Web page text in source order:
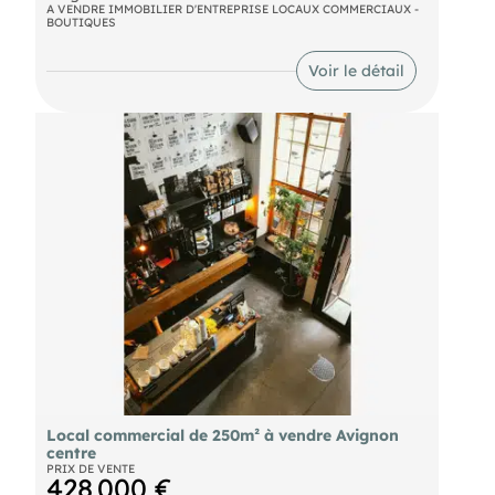
Deux grandes vitrines
Accès latéral pour livraisons
Nombreuses possibilités d'aménagement et
Conditions financières attractives
Nous contacter pour tout renseignement
complémentaire ou pour organiser une visite.
A VENDRE IMMOBILIER D'ENTREPRISE LOCAUX COMMERCIAUX -
BOUTIQUES
Voir le détail
Local commercial de 250m² à vendre Avignon
centre
PRIX DE VENTE
428 000 €